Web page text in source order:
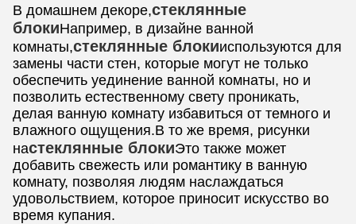
В домашнем декоре,стеклянные
блокиНапример, в дизайне ванной
комнаты,стеклянные блокииспользуются для
замены части стен, которые могут не только
обеспечить уединение ванной комнаты, но и
позволить естественному свету проникать,
делая ванную комнату избавиться от темного и
влажного ощущения.В то же время, рисунки
настеклянные блокиЭто также может
добавить свежесть или романтику в ванную
комнату, позволяя людям наслаждаться
удовольствием, которое приносит искусство во
время купания.